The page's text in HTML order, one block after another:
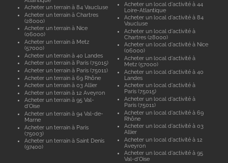
Acheter un terrain à 84 Vaucluse
Acheter un terrain à Chartres
(28000)
Acheter un terrain à Nice
(06000)
Acheter un terrain à Metz
(57000)
Acheter un terrain à 40 Landes
Acheter un terrain à Paris (75015)
Acheter un terrain à Paris (75011)
Acheter un terrain à 69 Rhône
Acheter un terrain à 03 Allier
Acheter un terrain à 12 Aveyron
Acheter un terrain à 95 Val-
d'Oise
Acheter un terrain à 94 Val-de-
Marne
Acheter un terrain à Paris
(75003)
Acheter un terrain à Saint Denis
(97400)
Acheter un local d'activité à 44
Loire-Atlantique
Acheter un local d'activité à 84
Vaucluse
Acheter un local d'activité à
Chartres (28000)
Acheter un local d'activité à Nice
(06000)
Acheter un local d'activité à
Metz (57000)
Acheter un local d'activité à 40
Landes
Acheter un local d'activité à
Paris (75015)
Acheter un local d'activité à
Paris (75011)
Acheter un local d'activité à 69
Rhône
Acheter un local d'activité à 03
Allier
Acheter un local d'activité à 12
Aveyron
Acheter un local d'activité à 95
Val-d'Oise